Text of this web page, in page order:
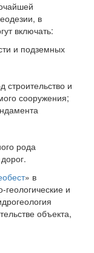
в
включать:
и подземных
строительство и
сооружения;
рода
» в
и
объекта,